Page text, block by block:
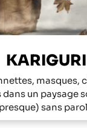
KARIGURI
masques,
un paysage
sans